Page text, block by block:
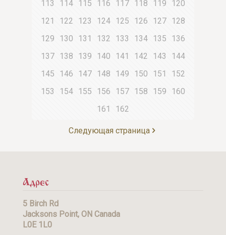
113
114 115 116 117 118 119
120
121
122 123 124 125 126 127 128
129
130 131 132 133 134 135
136
137 138 139 140 141 142 143
144
145
146 147 148 149 150 151
152
153
154 155 156 157 158 159
160
161
162
Следующая страница
Адрес
5 Birch Rd
Jacksons Point, ON Canada
L0E 1L0